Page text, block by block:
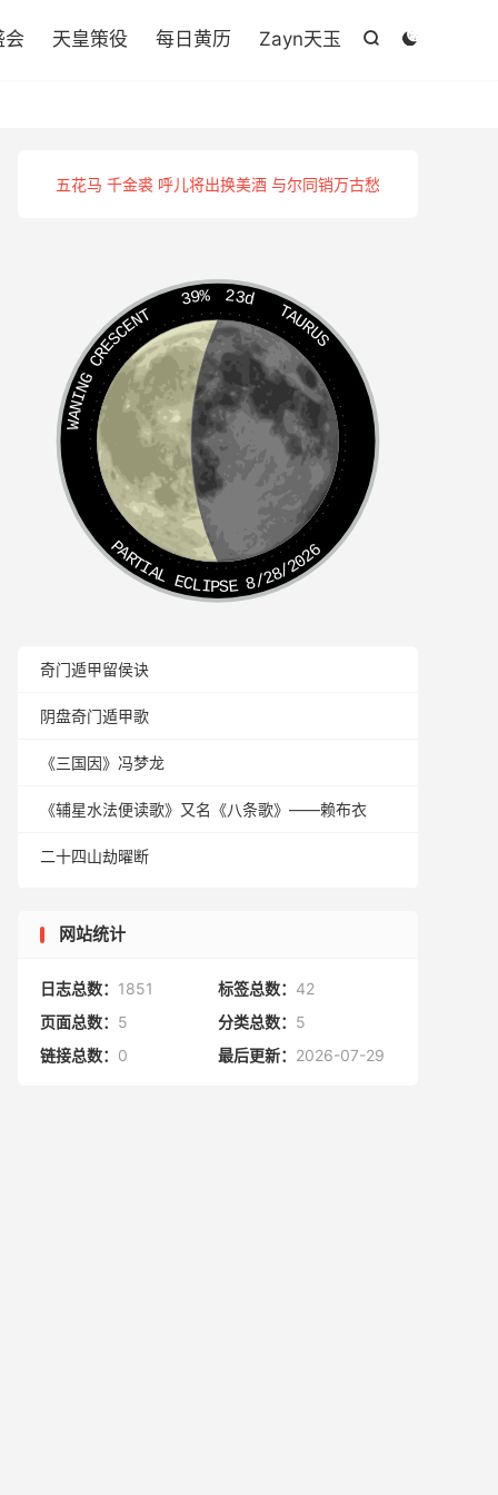


会 天皇策役 每日黄历 Zayn天玉
五花马 千金裘 呼儿将出换美酒 与尔同销万古愁
39% 23d
TAURUS
WANING CRESCENT
PARTIAL ECLIPSE 8/28/2026
奇门遁甲留侯诀
阴盘奇门遁甲歌
《三国因》冯梦龙
《辅星水法便读歌》又名《八条歌》——赖布衣
二十四山劫曜断
网站统计
日志总数： 1851 标签总数： 42
页面总数： 5 分类总数： 5
链接总数： 0 最后更新： 2026-07-29